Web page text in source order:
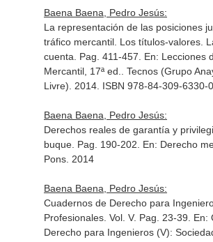
Baena Baena, Pedro Jesús:
La representación de las posiciones
tráfico mercantil. Los títulos-valores.
cuenta. Pag. 411-457. En: Lecciones
Mercantil, 17ª ed.
. Tecnos (Grupo
Livre). 2014. ISBN 978-84-309-6330-0
Baena Baena, Pedro Jesús:
Derechos reales de garantía y
buque. Pag. 190-202. En: Derecho
Pons. 2014
Baena Baena, Pedro Jesús:
Cuadernos de Derecho para
Profesionales. Vol. V. Pag. 23-39. En:
Derecho para Ingenieros (V):